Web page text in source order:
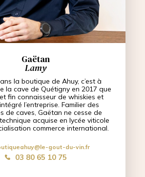
Gaëtan
Lamy
la boutique de Ahuy, c’est à
la cave de Quétigny en 2017 que
fin connaisseur de whiskies et
l’entreprise. Familier des
de caves, Gaëtan ne cesse de
acquise en lycée viticole
commerce international.
gout-du-vin.fr
03 80 65 10 75